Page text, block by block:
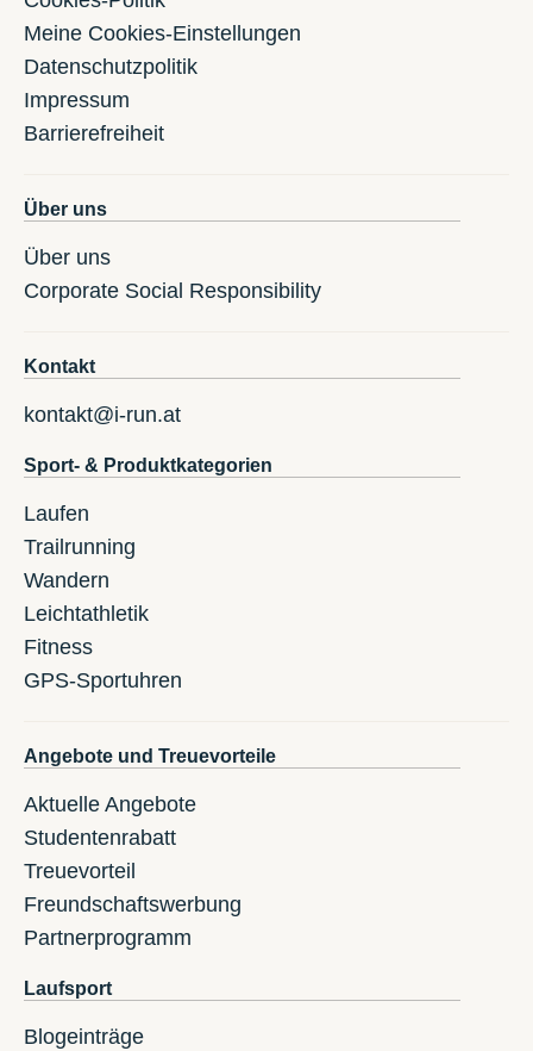
Meine Cookies-Einstellungen
Datenschutzpolitik
Impressum
Barrierefreiheit
Über uns
Über uns
Corporate Social Responsibility
Kontakt
kontakt@i-run.at
Sport- & Produktkategorien
Laufen
Trailrunning
Wandern
Leichtathletik
Fitness
GPS-Sportuhren
Angebote und Treuevorteile
Aktuelle Angebote
Studentenrabatt
Treuevorteil
Freundschaftswerbung
Partnerprogramm
Laufsport
Blogeinträge